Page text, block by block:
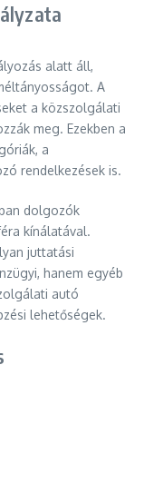
alatt áll,
A
a közszolgálati
meg. Ezekben a
a
rendelkezések is.
dolgozók
kínálatával.
juttatási
hanem egyéb
autó
lehetőségek.